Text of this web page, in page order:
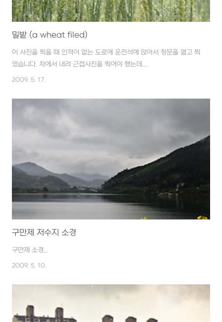
밀밭 (a wheat filed)
이 사진을 찍을 때 인적이 없는 도로에 운전석에 앉아서 창문을 열고 찍
었습니다. 차에서 내려 근접사진을 찍어야 했는데....
2009. 5. 17.
구만제 저수지 소경
구만제 소경...
2009. 5. 10.